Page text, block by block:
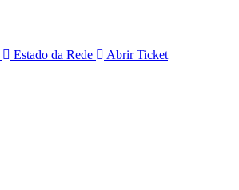
Estado da Rede
Abrir Ticket